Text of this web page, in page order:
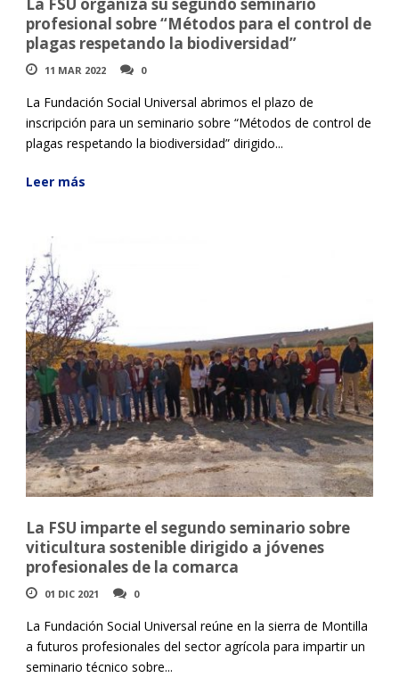
profesional sobre “Métodos para el control de
plagas respetando la biodiversidad”
11 MAR 2022 0
La Fundación Social Universal abrimos el plazo de
inscripción para un seminario sobre “Métodos de control de
plagas respetando la biodiversidad” dirigido...
Leer más
La FSU imparte el segundo seminario sobre
viticultura sostenible dirigido a jóvenes
profesionales de la comarca
01 DIC 2021 0
La Fundación Social Universal reúne en la sierra de Montilla
a futuros profesionales del sector agrícola para impartir un
seminario técnico sobre...